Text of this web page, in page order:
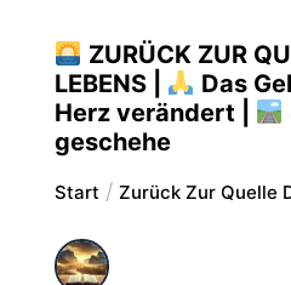
ZURÜCK ZUR
LEBENS |
Das
Herz verändert |
geschehe
Start Zurück Zur Quelle